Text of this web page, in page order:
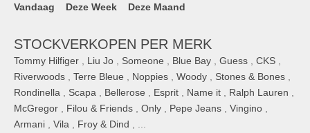
Vandaag Deze Week Deze Maand
STOCKVERKOPEN PER MERK
Tommy Hilfiger Liu Jo Someone Blue Bay Guess CKS
Riverwoods
Terre Bleue Noppies Woody Stones & Bones
Rondinella
Scapa Bellerose Esprit Name it Ralph Lauren
McGregor
Filou & Friends Only Pepe Jeans Vingino
Armani
Vila Froy & Dind